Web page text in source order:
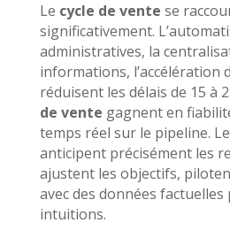
Le cycle de vente se
significativement.
administratives, la
informations, l’accélération
réduisent les délais de 15 à
de vente gagnent en
temps réel sur le pipeline.
anticipent précisément les
ajustent les objectifs,
avec des données
intuitions.